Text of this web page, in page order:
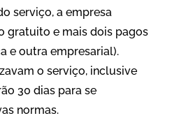
serviço, a empresa
gratuito e mais dois pagos
e outra empresarial).
o serviço, inclusive
30 dias para se
normas.